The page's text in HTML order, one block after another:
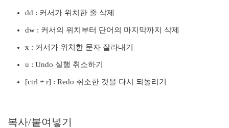
dd : 커서가 위치한 줄 삭제
dw : 커서의 위치부터 단어의 마지막까지 삭제
x : 커서가 위치한 문자 잘라내기
u : Undo 실행 취소하기
[ctrl + r] : Redo 취소한 것을 다시 되돌리기
복사/붙여넣기